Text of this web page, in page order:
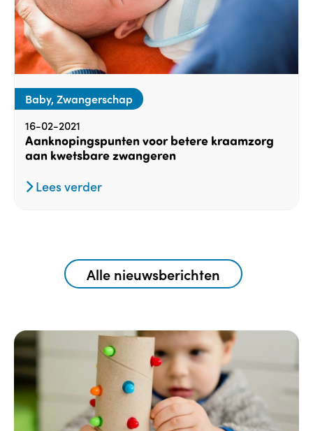
Baby, Zwangerschap
16-02-2021
Aanknopingspunten voor betere kraamzorg
aan kwetsbare zwangeren
Lees verder
Alle nieuwsberichten